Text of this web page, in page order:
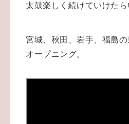
太鼓楽しく続けていけたら
宮城、秋田、岩手、福島
オープニング。